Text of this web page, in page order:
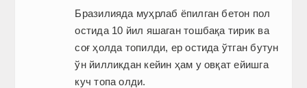
Бразилияда муҳрлаб ёпилган бетон пол
остида 10 йил яшаган тошбақа тирик ва
соғ ҳолда топилди, ер остида ўтган бутун
ўн йилликдан кейин ҳам у овқат ейишга
куч топа олди.